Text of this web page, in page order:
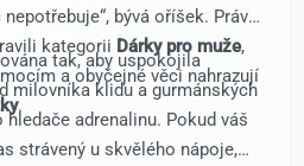
nepotřebuje“, bývá oříšek. Právě
kategorii Dárky pro muže,
a obyčejné věci nahrazují
.
tak, aby uspokojila
milovníka klidu a gurmánských
adrenalinu. Pokud váš
strávený u skvělého nápoje,